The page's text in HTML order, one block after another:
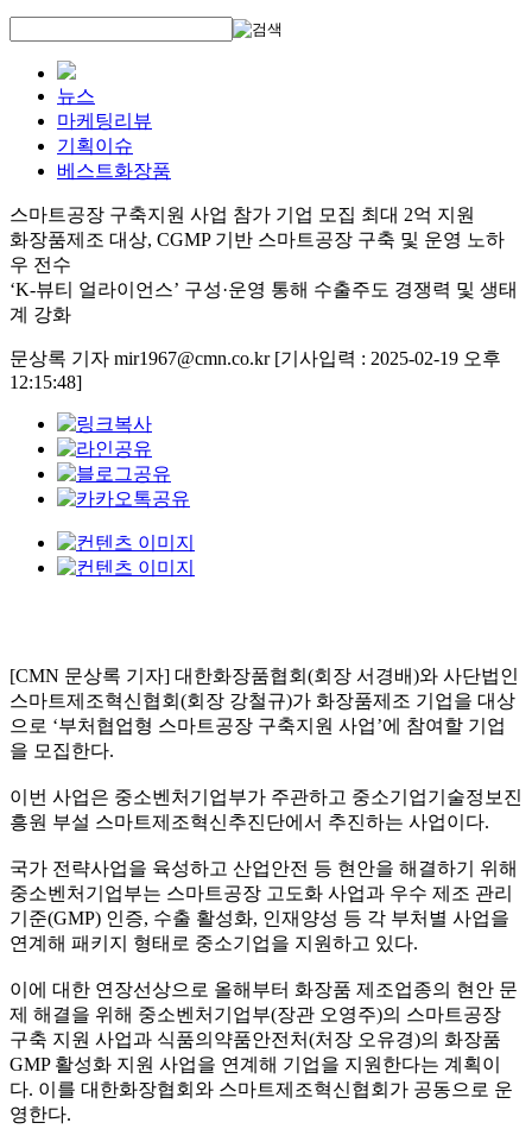
뉴스
마케팅리뷰
기획이슈
베스트화장품
스마트공장 구축지원 사업 참가 기업 모집 최대 2억 지원
화장품제조 대상, CGMP 기반 스마트공장 구축 및 운영 노하
우 전수
‘K-뷰티 얼라이언스’ 구성·운영 통해 수출주도 경쟁력 및 생태
계 강화
문상록 기자 mir1967@cmn.co.kr [기사입력 : 2025-02-19 오후
12:15:48]
[CMN 문상록 기자] 대한화장품협회(회장 서경배)와 사단법인
스마트제조혁신협회(회장 강철규)가 화장품제조 기업을 대상
으로 ‘부처협업형 스마트공장 구축지원 사업’에 참여할 기업
을 모집한다.
이번 사업은 중소벤처기업부가 주관하고 중소기업기술정보진
흥원 부설 스마트제조혁신추진단에서 추진하는 사업이다.
국가 전략사업을 육성하고 산업안전 등 현안을 해결하기 위해
중소벤처기업부는 스마트공장 고도화 사업과 우수 제조 관리
기준(GMP) 인증, 수출 활성화, 인재양성 등 각 부처별 사업을
연계해 패키지 형태로 중소기업을 지원하고 있다.
이에 대한 연장선상으로 올해부터 화장품 제조업종의 현안 문
제 해결을 위해 중소벤처기업부(장관 오영주)의 스마트공장
구축 지원 사업과 식품의약품안전처(처장 오유경)의 화장품
GMP 활성화 지원 사업을 연계해 기업을 지원한다는 계획이
다. 이를 대한화장협회와 스마트제조혁신협회가 공동으로 운
영한다.